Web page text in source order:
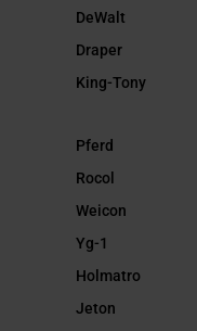
DeWalt
Draper
King-Tony
Pferd
Rocol
Weicon
Yg-1
Holmatro
Jeton